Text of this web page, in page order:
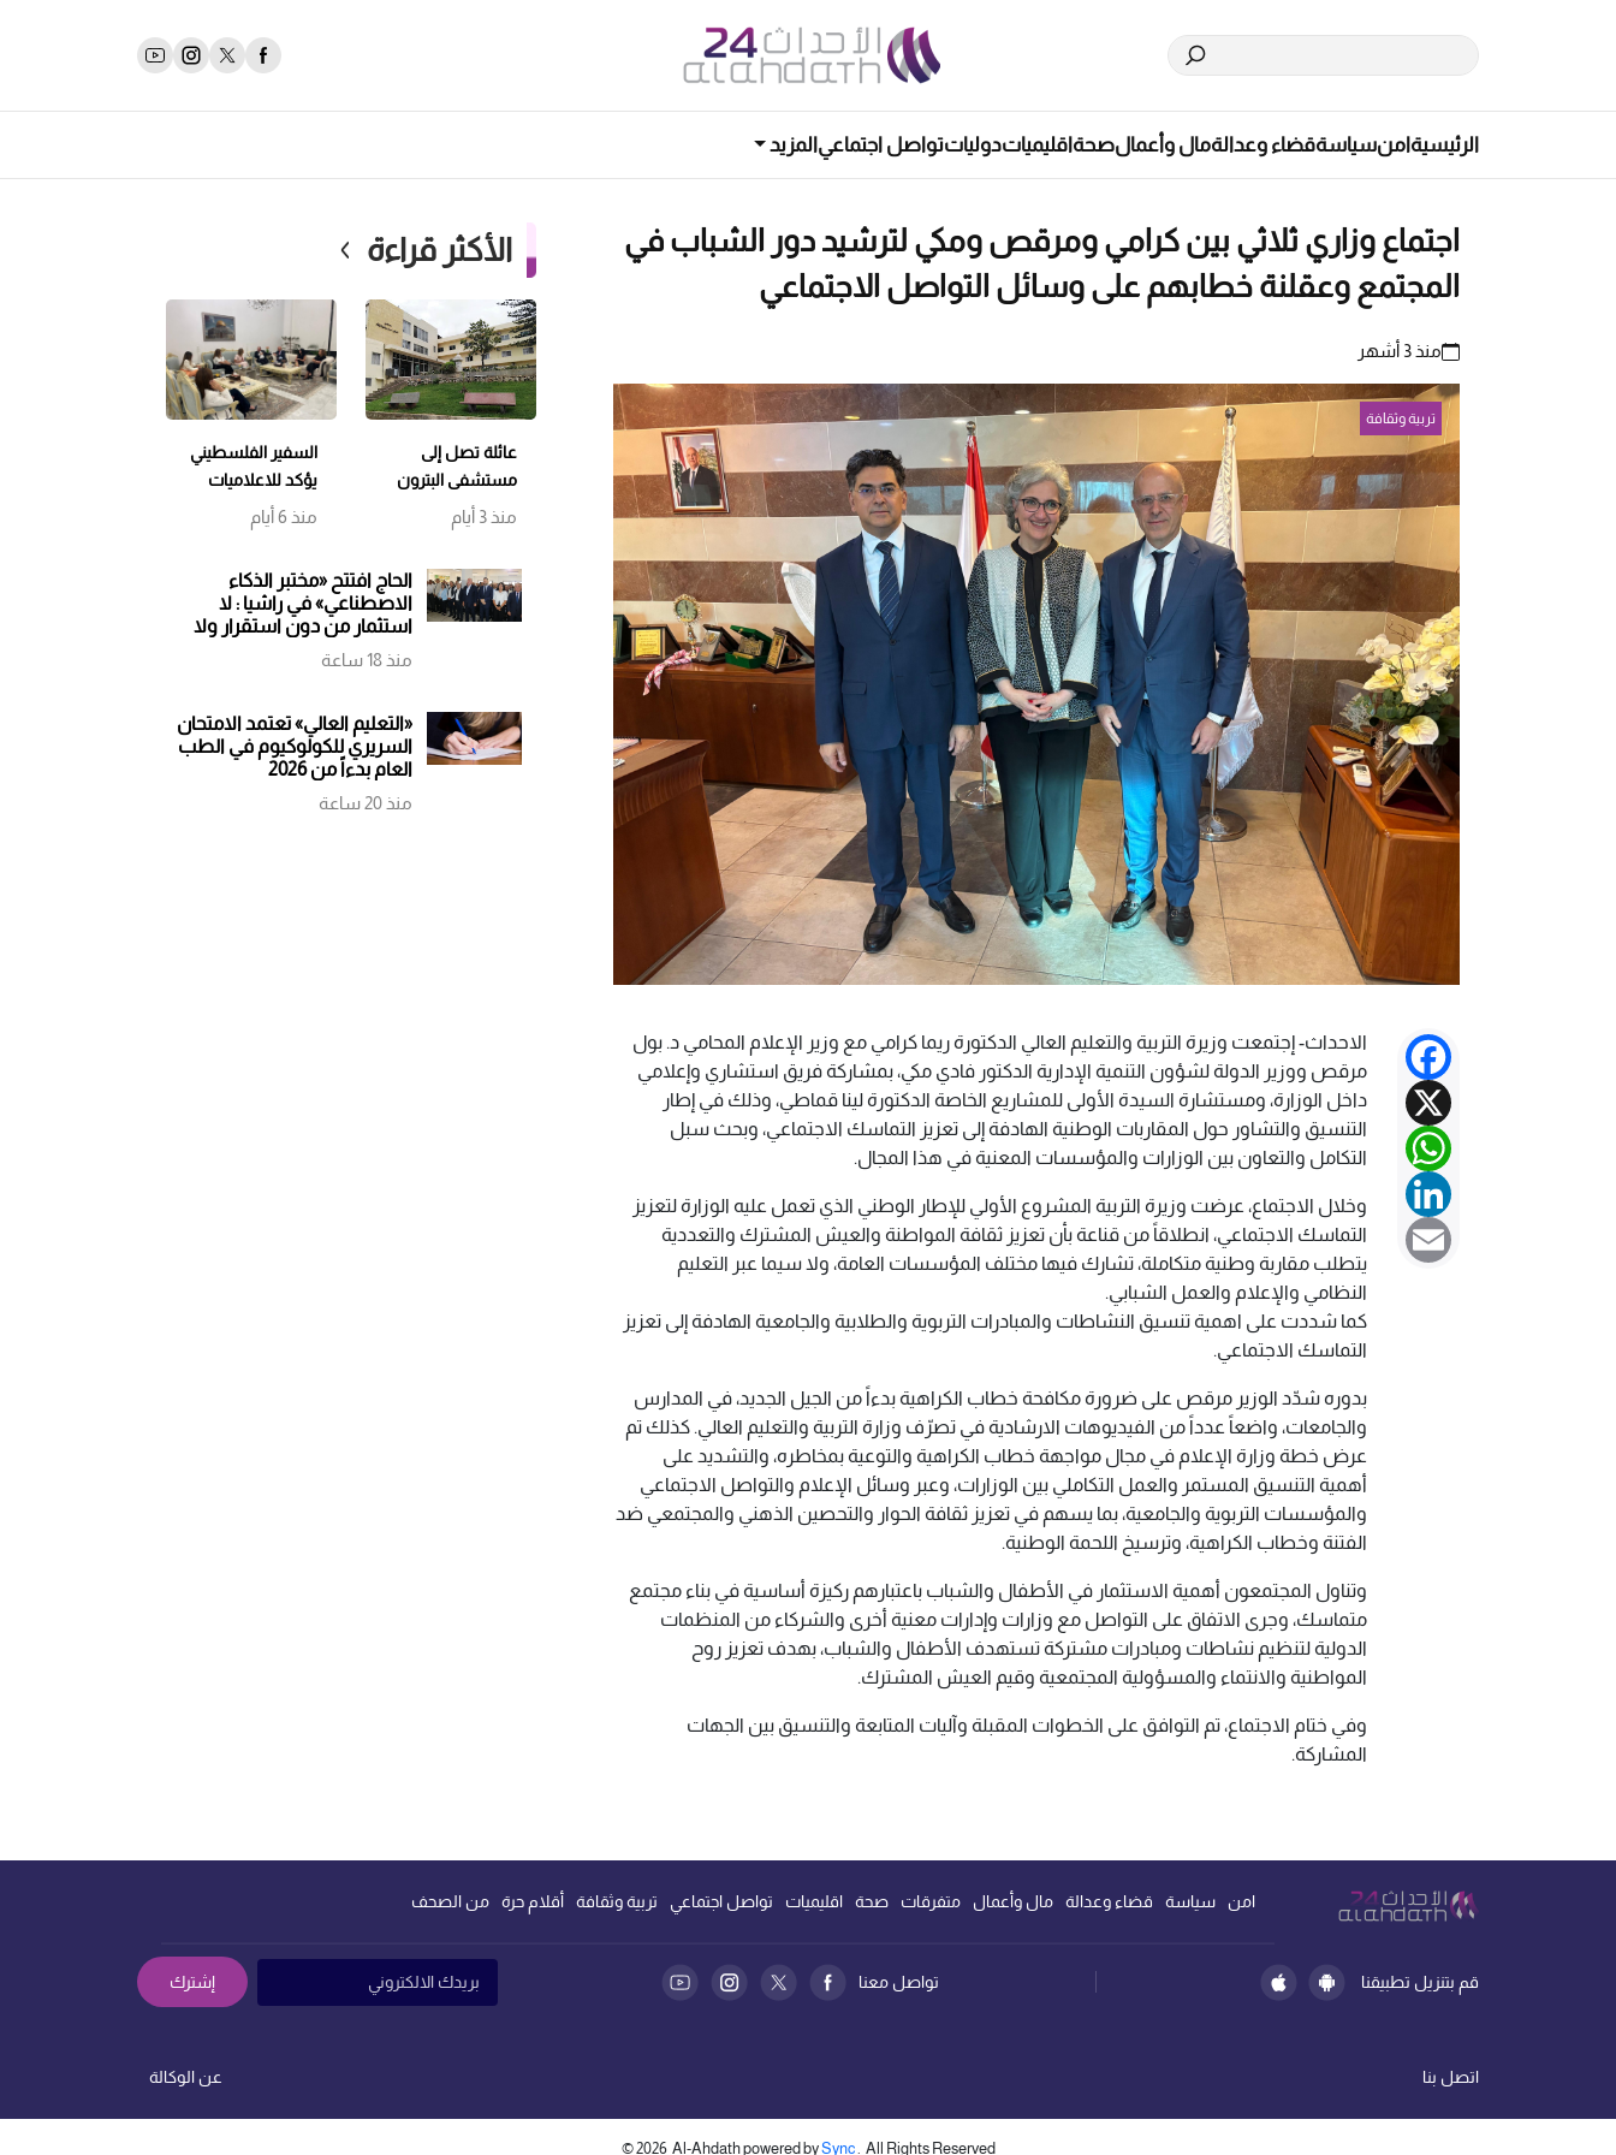
الرئيسيةامنسياسةقضاء وعدالةمال وأعمالصحةاقليمياتدولياتتواصل اجتماعيالمزيد
اجتماع وزاري ثلاثي بين كرامي ومرقص ومكي لترشيد دور الشباب في
المجتمع وعقلنة خطابهم على وسائل التواصل الاجتماعي
منذ 3 أشهر
تربية وثقافة
Facebook
X
WhatsApp
LinkedIn
Email
الاحداث- إجتمعت وزيرة التربية والتعليم العالي الدكتورة ريما كرامي مع وزير الإعلام المحامي د. بول
مرقص ووزير الدولة لشؤون التنمية الإدارية الدكتور فادي مكي، بمشاركة فريق استشاري وإعلامي
داخل الوزارة، ومستشارة السيدة الأولى للمشاريع الخاصة الدكتورة لينا قماطي، وذلك في إطار
التنسيق والتشاور حول المقاربات الوطنية الهادفة إلى تعزيز التماسك الاجتماعي، وبحث سبل
التكامل والتعاون بين الوزارات والمؤسسات المعنية في هذا المجال.
وخلال الاجتماع، عرضت وزيرة التربية المشروع الأولي للإطار الوطني الذي تعمل عليه الوزارة لتعزيز
التماسك الاجتماعي، انطلاقاً من قناعة بأن تعزيز ثقافة المواطنة والعيش المشترك والتعددية
يتطلب مقاربة وطنية متكاملة، تشارك فيها مختلف المؤسسات العامة، ولا سيما عبر التعليم
النظامي والإعلام والعمل الشبابي.
كما شددت على اهمية تنسيق النشاطات والمبادرات التربوية والطلابية والجامعية الهادفة إلى تعزيز
التماسك الاجتماعي.
بدوره شدّد الوزير مرقص على ضرورة مكافحة خطاب الكراهية بدءاً من الجيل الجديد، في المدارس
والجامعات، واضعاً عدداً من الفيديوهات الارشادية في تصرّف وزارة التربية والتعليم العالي. كذلك تم
عرض خطة وزارة الإعلام في مجال مواجهة خطاب الكراهية والتوعية بمخاطره، والتشديد على
أهمية التنسيق المستمر والعمل التكاملي بين الوزارات، وعبر وسائل الإعلام والتواصل الاجتماعي
والمؤسسات التربوية والجامعية، بما يسهم في تعزيز ثقافة الحوار والتحصين الذهني والمجتمعي ضد
الفتنة وخطاب الكراهية، وترسيخ اللحمة الوطنية.
وتناول المجتمعون أهمية الاستثمار في الأطفال والشباب باعتبارهم ركيزة أساسية في بناء مجتمع
متماسك، وجرى الاتفاق على التواصل مع وزارات وإدارات معنية أخرى والشركاء من المنظمات
الدولية لتنظيم نشاطات ومبادرات مشتركة تستهدف الأطفال والشباب، بهدف تعزيز روح
المواطنية والانتماء والمسؤولية المجتمعية وقيم العيش المشترك.
وفي ختام الاجتماع، تم التوافق على الخطوات المقبلة وآليات المتابعة والتنسيق بين الجهات
المشاركة.
الأكثر قراءة
عائلة تصل إلى
مستشفى البترون
بحالة هستيرية…
والتحقيقات
الوالد
منذ 3 أيام
السفير الفلسطيني
يؤكد للاعلاميات
اللبنانيات التمسك
بسيادة لبنان
منذ 6 أيام
الحاج افتتح «مختبر الذكاء
الاصطناعي» في راشيا : لا
استثمار من دون استقرار ولا
نمو من دون ثقة
منذ 18 ساعة
«التعليم العالي» تعتمد الامتحان
السريري للكولوكيوم في الطب
العام بدءاً من 2026
منذ 20 ساعة
امن سياسة قضاء وعدالة مال وأعمال متفرقات صحة اقليميات تواصل اجتماعي تربية وثقافة أقلام حرة من الصحف
قم بتنزيل تطبيقنا تواصل معنا إشترك
اتصل بنا عن الوكالة
©2026Al-Ahdath powered bySync. All Rights Reserved